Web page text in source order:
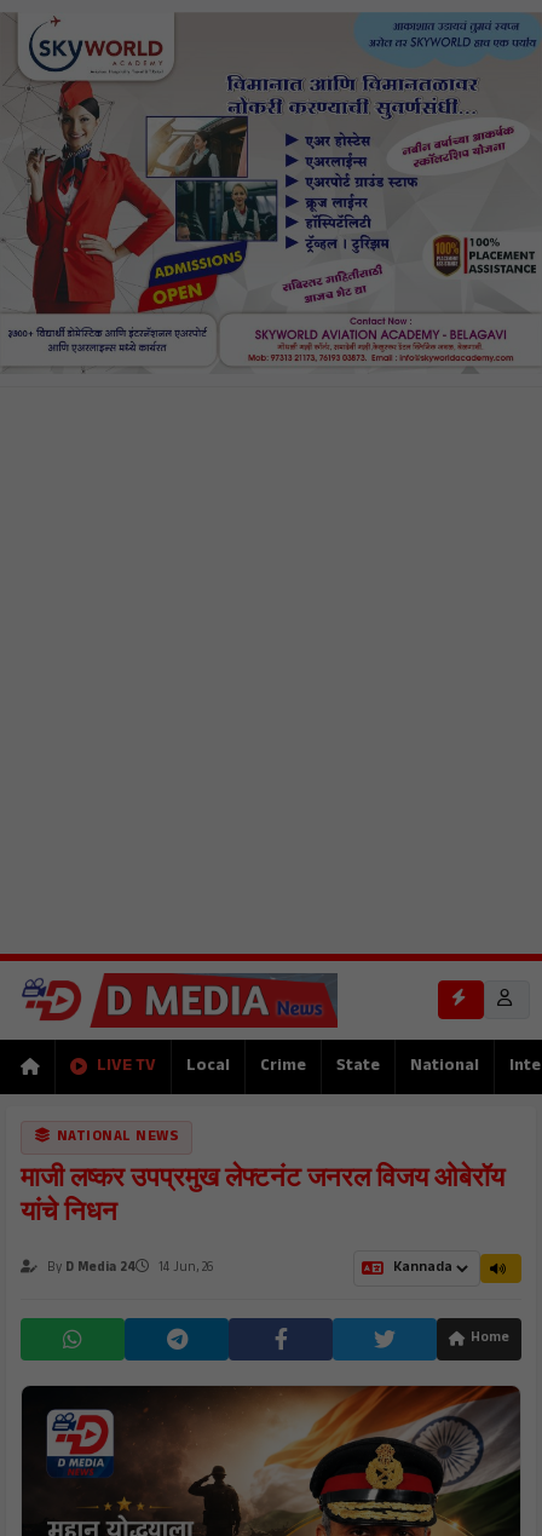
LIVE TV Local Crime State National
NATIONAL NEWS
माजी लष्कर उपप्रमुख लेफ्टनंट जनरल विजय ओबेरॉय
यांचे निधन
By D Media 24 14 Jun, 26
Home